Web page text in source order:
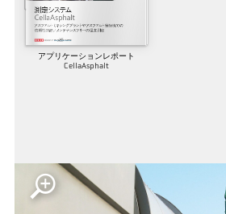
アプリケーションレポート
CellaAsphalt